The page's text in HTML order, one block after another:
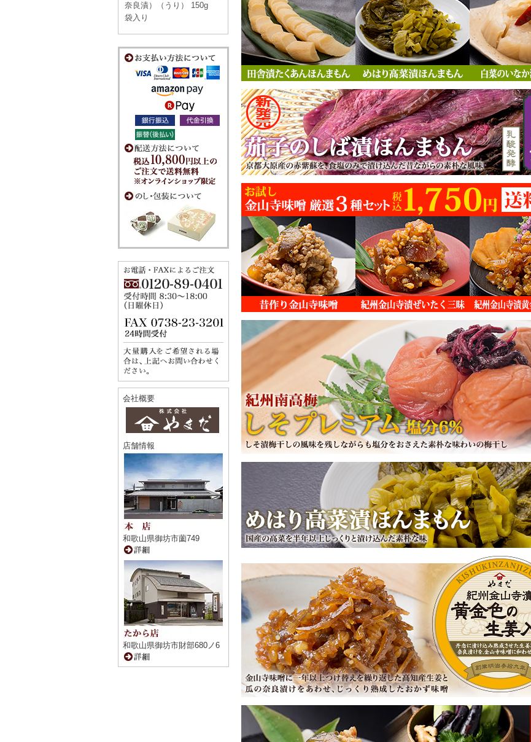
奈良漬）（うり） 150g
袋入り
会社概要
店舗情報
和歌山県御坊市薗749
和歌山県御坊市財部680ノ6